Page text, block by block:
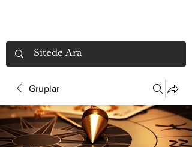
Gruplar